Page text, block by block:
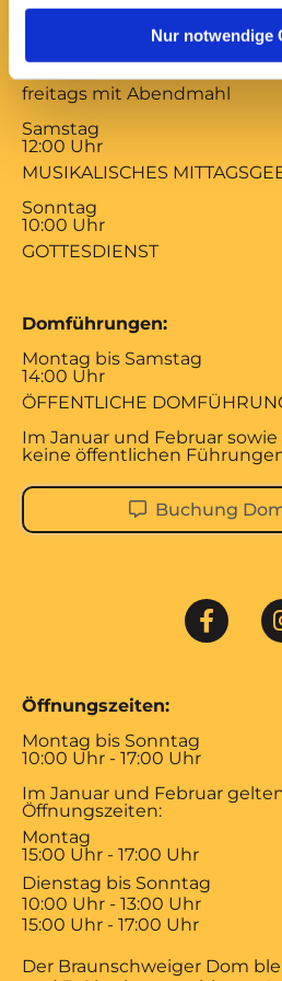
Nur notwendige
17:00 Uhr
mittwochs mit
freitags mit Abendmahl
Samstag
12:00 Uhr
MUSIKALISCHES
Sonntag
10:00 Uhr
GOTTESDIENST
Domführungen:
Montag bis Samstag
14:00 Uhr
ÖFFENTLICHE
Im Januar und Februar
keine öffentlichen
Buchung
Öffnungszeiten:
Montag bis Sonntag
10:00 Uhr - 17:00 Uhr
Im Januar und Februar
Öffnungszeiten:
Montag
15:00 Uhr - 17:00 Uhr
Dienstag bis Sonntag
10:00 Uhr - 13:00 Uhr
15:00 Uhr - 17:00 Uhr
Der Braunschweiger Dom